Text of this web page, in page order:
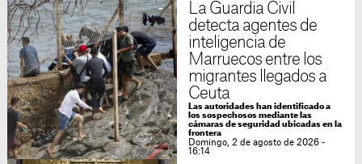
La Guardia Civil
detecta agentes de
inteligencia de
Marruecos entre los
migrantes llegados a
Ceuta
Las autoridades han identificado a
los sospechosos mediante las
cámaras de seguridad ubicadas en la
frontera
Domingo, 2 de agosto de 2026 -
16:14